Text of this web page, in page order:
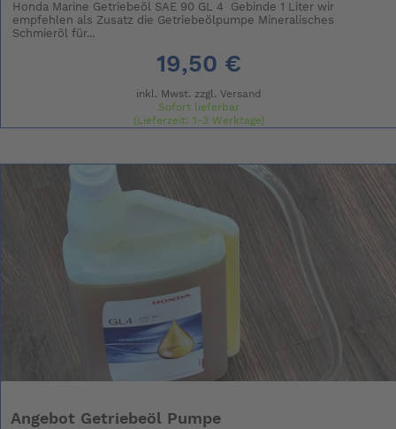
Honda Marine Getriebeöl SAE 90 GL 4 Gebinde 1 Liter wir
empfehlen als Zusatz die Getriebeölpumpe Mineralisches
Schmieröl für...
19,50 €
inkl. Mwst. zzgl. Versand
Sofort lieferbar
(Lieferzeit: 1-3 Werktage)
Angebot Getriebeöl Pumpe